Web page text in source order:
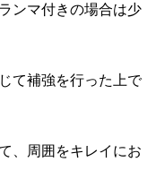
ンマ付きの場合は少
て補強を行った上で
、周囲をキレイにお